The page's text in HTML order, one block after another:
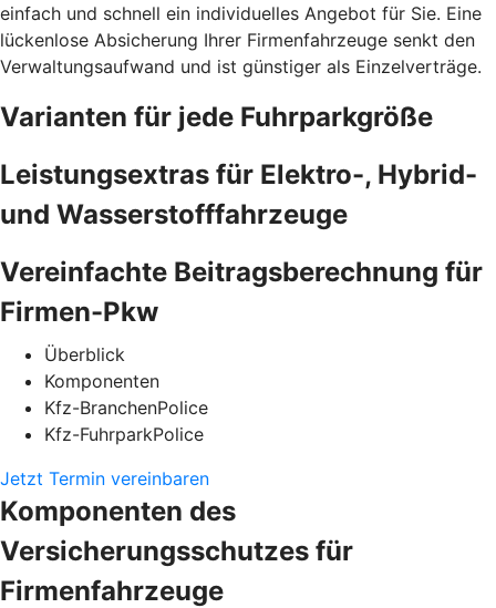
einfach und schnell ein individuelles Angebot für Sie. Eine
lückenlose Absicherung Ihrer Firmenfahrzeuge senkt den
Verwaltungsaufwand und ist günstiger als Einzelverträge.
Varianten für jede Fuhrparkgröße
Leistungsextras für Elektro-, Hybrid-
und Wasserstofffahrzeuge
Vereinfachte Beitragsberechnung für
Firmen-Pkw
Überblick
Komponenten
Kfz-BranchenPolice
Kfz-FuhrparkPolice
Jetzt Termin vereinbaren
Komponenten des
Versicherungsschutzes für
Firmenfahrzeuge